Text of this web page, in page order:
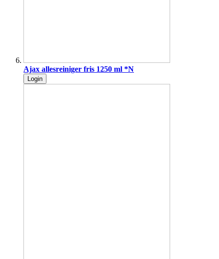
Ajax allesreiniger fris 1250 ml *N
Login